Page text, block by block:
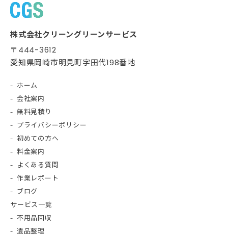
株式会社クリーングリーンサービス
〒444-3612
愛知県岡崎市明見町字田代198番地
ホーム
会社案内
無料見積り
プライバシーポリシー
サービス一覧
不用品回収
遺品整理
初めての方へ
料金案内
よくある質問
作業レポート
ブログ